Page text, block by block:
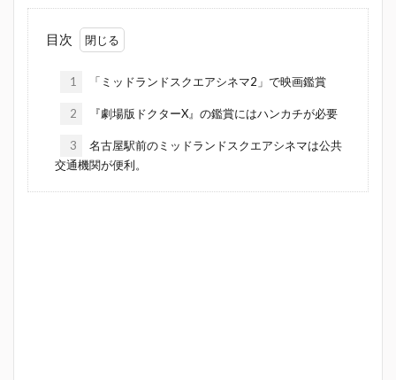
目次
1 「ミッドランドスクエアシネマ2」で映画鑑賞
2 『劇場版ドクターX』の鑑賞にはハンカチが必要
3
名古屋駅前のミッドランドスクエアシネマは公共
交通機関が便利。